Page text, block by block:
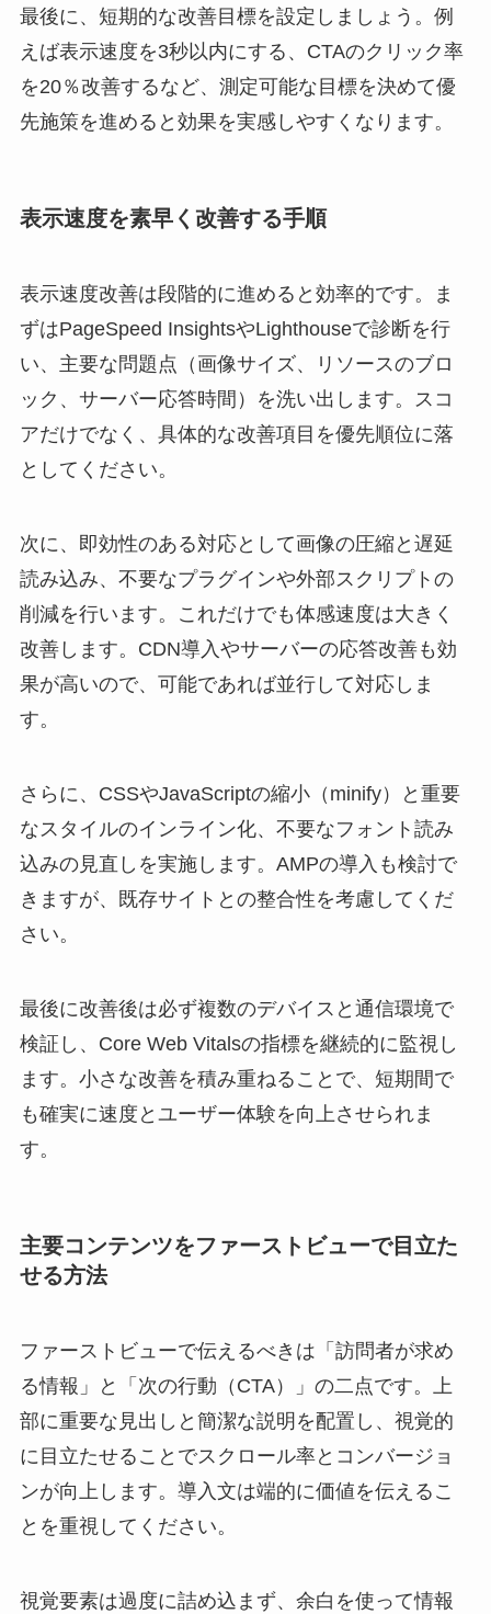
最後に、短期的な改善目標を設定しましょう。例
えば表示速度を3秒以内にする、CTAのクリック率
を20％改善するなど、測定可能な目標を決めて優
先施策を進めると効果を実感しやすくなります。
表示速度を素早く改善する手順
表示速度改善は段階的に進めると効率的です。ま
ずはPageSpeed InsightsやLighthouseで診断を行
い、主要な問題点（画像サイズ、リソースのブロ
ック、サーバー応答時間）を洗い出します。スコ
アだけでなく、具体的な改善項目を優先順位に落
としてください。
次に、即効性のある対応として画像の圧縮と遅延
読み込み、不要なプラグインや外部スクリプトの
削減を行います。これだけでも体感速度は大きく
改善します。CDN導入やサーバーの応答改善も効
果が高いので、可能であれば並行して対応しま
す。
さらに、CSSやJavaScriptの縮小（minify）と重要
なスタイルのインライン化、不要なフォント読み
込みの見直しを実施します。AMPの導入も検討で
きますが、既存サイトとの整合性を考慮してくだ
さい。
最後に改善後は必ず複数のデバイスと通信環境で
検証し、Core Web Vitalsの指標を継続的に監視し
ます。小さな改善を積み重ねることで、短期間で
も確実に速度とユーザー体験を向上させられま
す。
主要コンテンツをファーストビューで目立た
せる方法
ファーストビューで伝えるべきは「訪問者が求め
る情報」と「次の行動（CTA）」の二点です。上
部に重要な見出しと簡潔な説明を配置し、視覚的
に目立たせることでスクロール率とコンバージョ
ンが向上します。導入文は端的に価値を伝えるこ
とを重視してください。
視覚要素は過度に詰め込まず、余白を使って情報